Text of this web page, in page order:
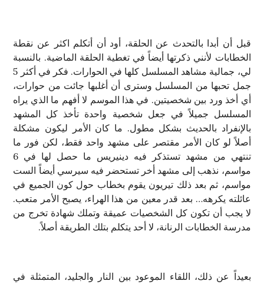
قبل أن أبدا بالتحدث عن الحلقة، أود أن أتكلم اكثر عن نقطة
الخطابات لأنني ذكرتها أيضاً في تغطية الحلقة الماضية. بالنسبة
لي، جمالية مشاهد المسلسل كلها في الحوارات. فكر في أكثر 5
جمل تحبها من المسلسل وسترى أن أغلبها جائت من حوارات،
أي أخذ ورد بين شخصيتين. في هذا الموسم لا أفهم ما الذي يراه
المسلسل جميلاً في جعل شخصية واحدة تأخذ كل المشهد
بالإنفراد بالحديث بشكل مطول. ما كان الأمر ليكون مشكلة
أصلاً لو كان الأمر مقتصر على مشهد واحد فقط، لكن فور ما
تنتهي من مشهد تستذكر فيه دينيريس ما حصل لها في 6
مواسم، نذهب إلى مشهد أخر تستحضر فيه سيرسي أيضاً الست
مواسم، ثم بعد ذلك تيريون يقوم بخطاب حول كون الجميع في
عائلته يكرهه… بعد قدر معين من هذا الهراء، يصبح الأمر متعب.
لا يجب أن تكون كل الشخصيات عميقة وتملك شهادة تخرج من
مدرسة الخطابات الرنانة، لا أحد يتكلم بتلك الطريقة أصلاً.
بعيداً عن ذلك، اللقاء الموعود بين النار والجليد، المتمثلة في